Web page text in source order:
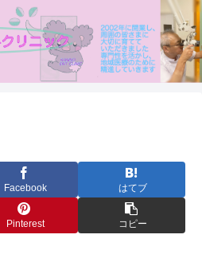
Facebook はてブ
Pinterest コピー